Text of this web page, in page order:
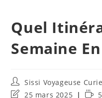
Quel
Semaine
Sissi Voyageuse
25 mars 2025